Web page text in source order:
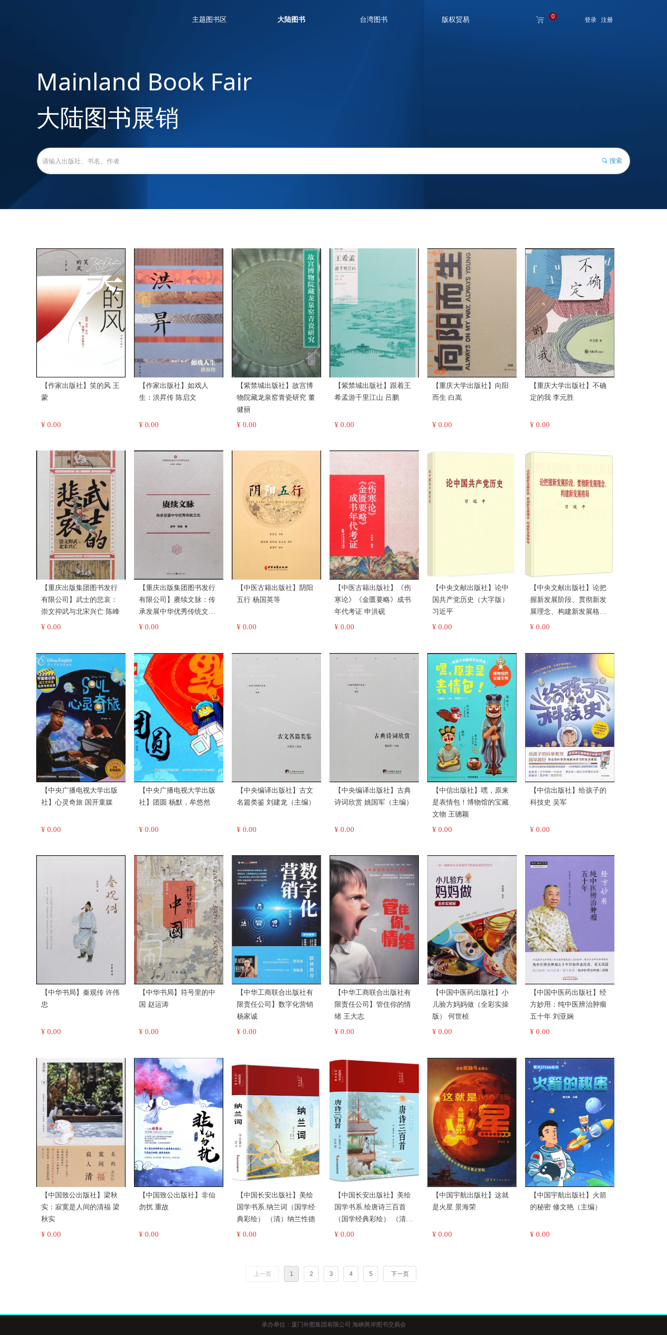
主题图书区 大陆图书 台湾图书 版权贸易 ꁈ 0 登录 注册
Mainland Book Fair
大陆图书展销
끠 搜索
【作家出版社】笑的风 王
蒙
¥ 0.00
【作家出版社】如戏人
生：洪昇传 陈启文
¥ 0.00
【紫禁城出版社】故宫博
物院藏龙泉窑青瓷研究 董
健丽
¥ 0.00
【紫禁城出版社】跟着王
希孟游千里江山 吕鹏
¥ 0.00
【重庆大学出版社】向阳
而生 白嵩
¥ 0.00
【重庆大学出版社】不确
定的我 李元胜
¥ 0.00
【重庆出版集团图书发行
有限公司】武士的悲哀：
崇文抑武与北宋兴亡 陈峰
¥ 0.00
【重庆出版集团图书发行
有限公司】赓续文脉：传
承发展中华优秀传统文化
赵坤，耿超
¥ 0.00
【中医古籍出版社】阴阳
五行 杨国英等
¥ 0.00
【中医古籍出版社】《伤
寒论》《金匮要略》成书
年代考证 申洪砚
¥ 0.00
【中央文献出版社】论中
国共产党历史（大字版）
习近平
¥ 0.00
【中央文献出版社】论把
握新发展阶段、贯彻新发
展理念、构建新发展格局
¥ 0.00
【中央广播电视大学出版
社】心灵奇旅 国开童媒
¥ 0.00
【中央广播电视大学出版
社】团圆 杨默，牟悠然
¥ 0.00
【中央编译出版社】古文
名篇类鉴 刘建龙（主编）
¥ 0.00
【中央编译出版社】古典
诗词欣赏 姚国军（主编）
¥ 0.00
【中信出版社】嘿，原来
是表情包！博物馆的宝藏
文物 王骢颖
¥ 0.00
【中信出版社】给孩子的
科技史 吴军
¥ 0.00
【中华书局】秦观传 许伟
忠
¥ 0.00
【中华书局】符号里的中
国 赵运涛
¥ 0.00
【中华工商联合出版社有
限责任公司】数字化营销
杨家诚
¥ 0.00
【中华工商联合出版社有
限责任公司】管住你的情
绪 王大志
¥ 0.00
【中国中医药出版社】小
儿验方妈妈做（全彩实操
版） 何世桢
¥ 0.00
【中国中医药出版社】经
方妙用：纯中医辨治肿瘤
五十年 刘亚娴
¥ 0.00
【中国致公出版社】梁秋
实：寂寞是人间的清福 梁
秋实
¥ 0.00
【中国致公出版社】非仙
勿扰 重故
¥ 0.00
【中国长安出版社】美绘
国学书系.纳兰词（国学经
典彩绘） （清）纳兰性德
¥ 0.00
【中国长安出版社】美绘
国学书系.绘唐诗三百首
（国学经典彩绘） （清）
蘅塘退士(编)
¥ 0.00
【中国宇航出版社】这就
是火星 景海荣
¥ 0.00
【中国宇航出版社】火箭
的秘密 修文艳（主编）
¥ 0.00
上一页 1 2 3 4 5 下一页
承办单位：厦门外图集团有限公司 海峡两岸图书交易会